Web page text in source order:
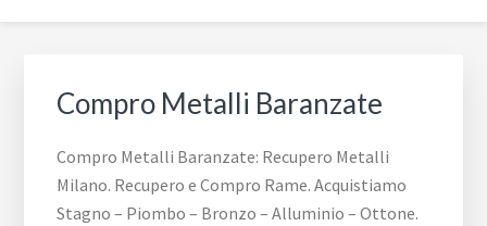
Compro Metalli Baranzate
Compro Metalli Baranzate: Recupero Metalli
Milano. Recupero e Compro Rame. Acquistiamo
Stagno – Piombo – Bronzo – Alluminio – Ottone.